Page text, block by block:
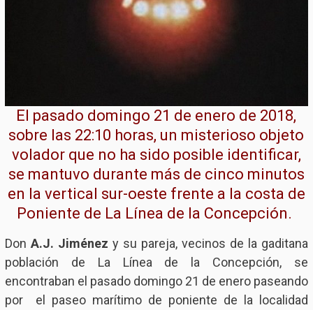
El pasado domingo 21 de enero de 2018,
sobre las 22:10 horas, un misterioso objeto
volador que no ha sido posible identificar,
se mantuvo durante más de cinco minutos
en la vertical sur-oeste frente a la costa de
Poniente de La Línea de la Concepción.
Don A.J. Jiménez y su pareja, vecinos de la gaditana
población de La Línea de la Concepción, se
encontraban el pasado domingo 21 de enero paseando
por el paseo marítimo de poniente de la localidad